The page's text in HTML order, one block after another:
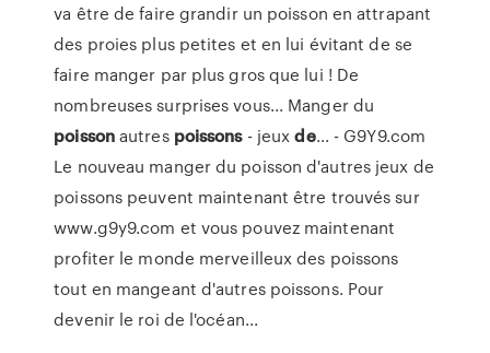
va être de faire grandir un poisson en attrapant
des proies plus petites et en lui évitant de se
faire manger par plus gros que lui ! De
nombreuses surprises vous... Manger du
poissonautres poissons- jeuxde... - G9Y9.com
Le nouveau manger du poisson d'autres jeux de
poissons peuvent maintenant être trouvés sur
www.g9y9.com et vous pouvez maintenant
profiter le monde merveilleux des poissons
tout en mangeant d'autres poissons. Pour
devenir le roi de l'océan...